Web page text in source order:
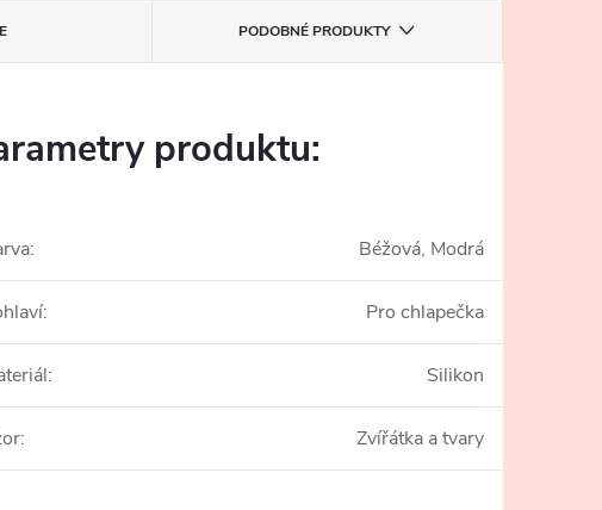
PODOBNÉ PRODUKTY
produktu:
: Béžová, Modrá
: Pro chlapečka
: Silikon
: Zvířátka a tvary